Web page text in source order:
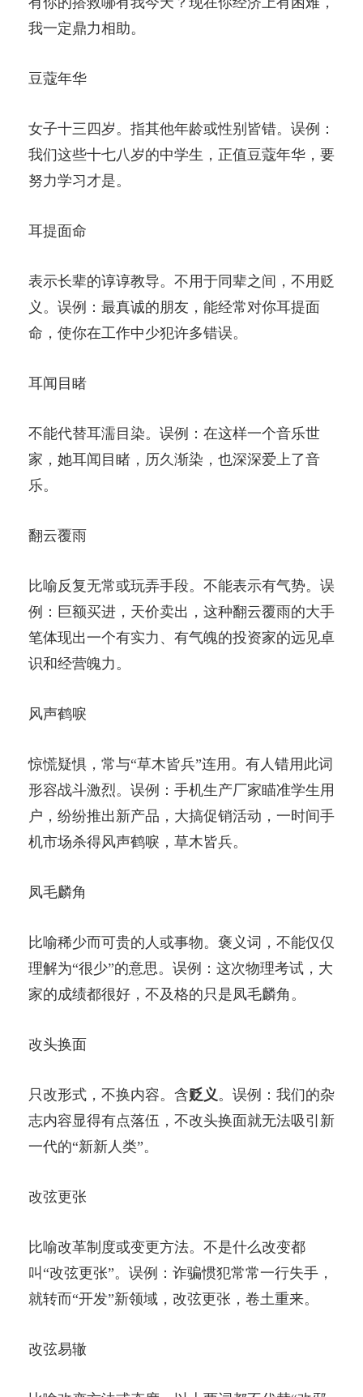
我一定鼎力相助。
豆蔻年华
女子十三四岁。指其他年龄或性别皆错。误例：
我们这些十七八岁的中学生，正值豆蔻年华，要
努力学习才是。
耳提面命
表示长辈的谆谆教导。不用于同辈之间，不用贬
义。误例：最真诚的朋友，能经常对你耳提面
命，使你在工作中少犯许多错误。
耳闻目睹
不能代替耳濡目染。误例：在这样一个音乐世
家，她耳闻目睹，历久渐染，也深深爱上了音
乐。
翻云覆雨
比喻反复无常或玩弄手段。不能表示有气势。误
例：巨额买进，天价卖出，这种翻云覆雨的大手
笔体现出一个有实力、有气魄的投资家的远见卓
识和经营魄力。
风声鹤唳
惊慌疑惧，常与“草木皆兵”连用。有人错用此词
形容战斗激烈。误例：手机生产厂家瞄准学生用
户，纷纷推出新产品，大搞促销活动，一时间手
机市场杀得风声鹤唳，草木皆兵。
凤毛麟角
比喻稀少而可贵的人或事物。褒义词，不能仅仅
理解为“很少”的意思。误例：这次物理考试，大
家的成绩都很好，不及格的只是凤毛麟角。
改头换面
只改形式，不换内容。含贬义。误例：我们的杂
志内容显得有点落伍，不改头换面就无法吸引新
一代的“新新人类”。
改弦更张
比喻改革制度或变更方法。不是什么改变都
叫“改弦更张”。误例：诈骗惯犯常常一行失手，
就转而“开发”新领域，改弦更张，卷土重来。
改弦易辙